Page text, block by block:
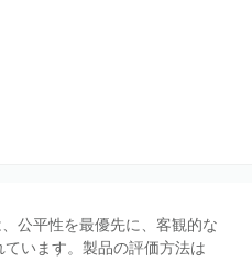
公平性を最優先に、客観的な
います。製品の評価方法は